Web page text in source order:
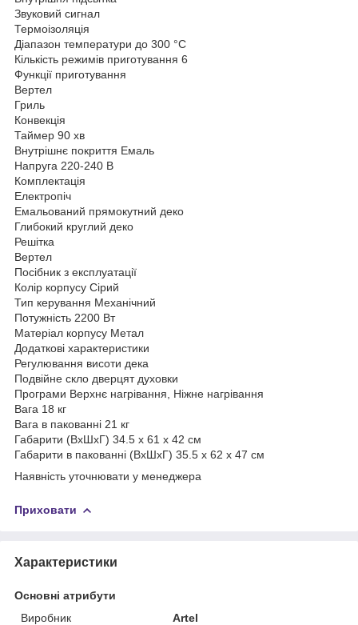
Звуковий сигнал
Термоізоляція
Діапазон температури до 300 °C
Кількість режимів приготування 6
Функції приготування
Вертел
Гриль
Конвекція
Таймер 90 хв
Внутрішнє покриття Емаль
Напруга 220-240 В
Комплектація
Електропіч
Емальований прямокутний деко
Глибокий круглий деко
Решітка
Вертел
Посібник з експлуатації
Колір корпусу Сірий
Тип керування Механічний
Потужність 2200 Вт
Матеріал корпусу Метал
Додаткові характеристики
Регулювання висоти дека
Подвійне скло дверцят духовки
Програми Верхнє нагрівання, Ніжне нагрівання
Вага 18 кг
Вага в пакованні 21 кг
Габарити (ВхШхГ) 34.5 х 61 х 42 см
Габарити в пакованні (ВхШхГ) 35.5 х 62 х 47 см
Наявність уточнювати у менеджера
Приховати
Характеристики
Основні атрибути
Виробник
Artel